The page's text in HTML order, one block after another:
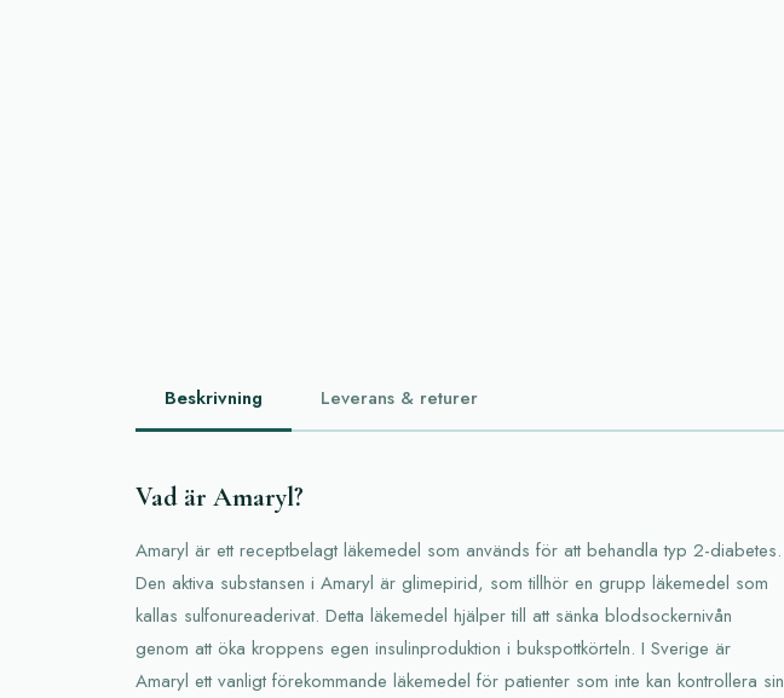
Beskrivning Leverans & returer
Vad är Amaryl?
Amaryl är ett receptbelagt läkemedel som används för att behandla typ 2-diabetes.
Den aktiva substansen i Amaryl är glimepirid, som tillhör en grupp läkemedel som
kallas sulfonureaderivat. Detta läkemedel hjälper till att sänka blodsockernivån
genom att öka kroppens egen insulinproduktion i bukspottkörteln. I Sverige är
Amaryl ett vanligt förekommande läkemedel för patienter som inte kan kontrollera sin